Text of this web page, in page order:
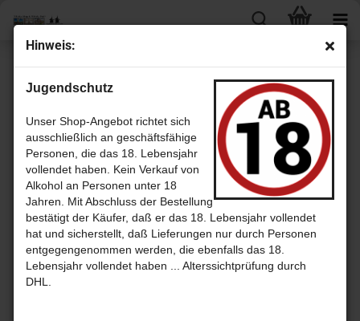
Hin­weis:
Jugendschutz
Unser Shop-Angebot richtet sich
ausschließlich an geschäftsfähige
Personen, die das 18. Lebensjahr
vollendet haben. Kein Verkauf von
Alkohol an Personen unter 18
Jahren. Mit Abschluss der Bestellung
bestätigt der Käufer, daß er das 18. Lebensjahr vollendet
hat und sicherstellt, daß Lieferungen nur durch Personen
entgegengenommen werden, die ebenfalls das 18.
Lebensjahr vollendet haben ... Alterssichtprüfung durch
DHL.
« Erster « zurück weiter »
Letzter »
19Artikel in dieser Kategorie
Ar­morik Mil­le­si­me 2002 - 12 Jahre Olo­ro­so Sher­ry Cask No 3298 -
sin­gle Malt Whis­ky aus Frank­reich